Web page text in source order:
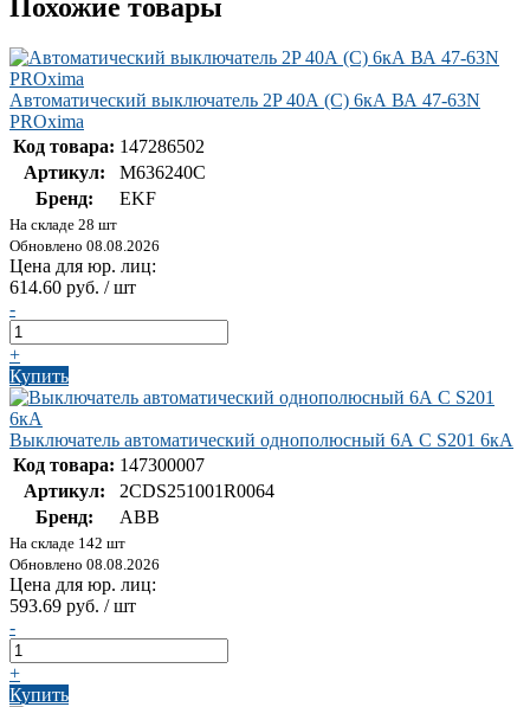
Похожие товары
Автоматический выключатель 2P 40А (C) 6кА ВА 47-63N
PROxima
Код товара: 147286502
Артикул:
M636240C
Бренд:
EKF
На складе 28 шт
Обновлено 08.08.2026
Цена для юр. лиц:
614.60 руб. / шт
-
+
Купить
Выключатель автоматический однополюсный 6А С S201 6кА
Код товара: 147300007
Артикул:
2CDS251001R0064
Бренд:
ABB
На складе 142 шт
Обновлено 08.08.2026
Цена для юр. лиц:
593.69 руб. / шт
-
+
Купить